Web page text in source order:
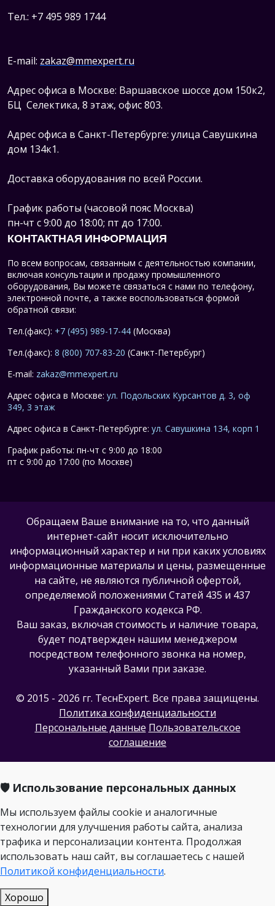
Тел.: +7 495 989 1744
E-mail: zakaz@mmexpert.ru
Адрес офиса в Москве: Варшавское шоссе дом 150к2,
БЦ Селектика, 8 этаж, офис 803.
Адрес офиса в Санкт-Петербурге: улица Савушкина
дом 134к1.
Доставка оборудования по всей России.
График работы (часовой пояс Москва)
пн-чт с 9:00 до 18:00; пт до 17:00.
КОНТАКТНАЯ ИНФОРМАЦИЯ
По всем вопросам, связанным с деятельностью компании,
включая консультации и продажу промышленного
оборудования, Вы можете связаться с нами по телефону,
электронной почте, а также воспользоваться формой
обратной связи:
Тел.(факс): +7 (495) 989-17-44 (Москва)
Тел.(факс): 8 (800) 707-83-20 (Санкт-Петербург)
E-mail: zakaz@mmexpert.ru
Адрес офиса в Москве: ул. Подольских Курсантов д. 3, оф
349, 3 этаж
Адрес офиса в Санкт-Петербурге: ул. Савушкина 134, корп 1
График работы: пн-чт с 9:00 до 18:00
пт с 9:00 до 17:00 (по Москве)
Обращаем Ваше внимание на то, что данный
интернет-сайт носит исключительно
информационный характер и ни при каких условиях
информационные материалы и цены, размещенные
на сайте, не являются публичной офертой,
определяемой положениями Статей 435 и 437
Гражданского кодекса РФ.
Ваш заказ, включая стоимость и наличие товара,
будет подтвержден нашим менеджером
посредством телефонного звонка на номер,
указанный Вами при заказе.
© 2015 - 2026 гг. ТеcнExpert. Все права защищены.
Политика конфиденциальности
Персональные данные Пользовательское
соглашение
🛡️ Использование персональных данных
Мы используем файлы cookie и аналогичные
технологии для улучшения работы сайта, анализа
трафика и персонализации контента. Продолжая
использовать наш сайт, вы соглашаетесь с нашей
Политикой конфиденциальности.
Хорошо